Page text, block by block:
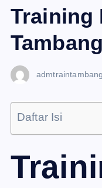
Training
admtraintambang
Daftar Isi